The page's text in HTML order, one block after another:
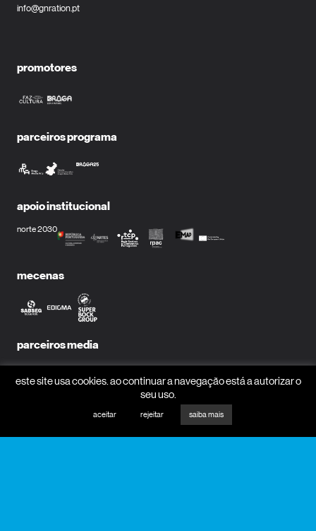
info@gnration.pt
promotores
parceiros programa
apoio institucional
norte 2030
mecenas
parceiros media
receber newsletter?
este site usa cookies. ao continuar a navegação está a autorizar o
seu uso.
aceitar rejeitar saiba mais